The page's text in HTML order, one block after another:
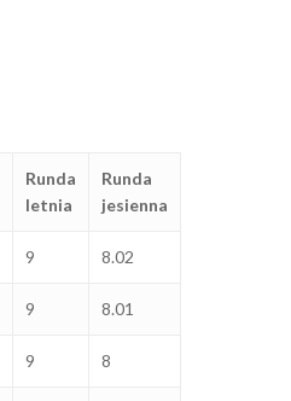
Runda
letnia
Runda
jesienna
9 8.02
9 8.01
9 8